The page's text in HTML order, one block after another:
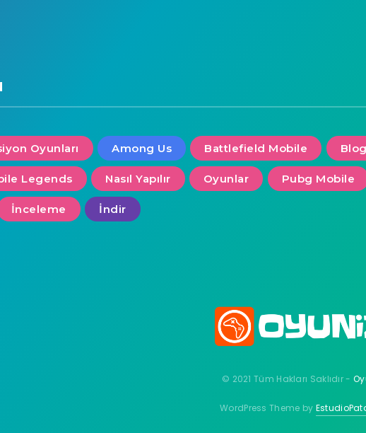
Oyunları Among Us Battlefield Mobile Blog
Legends Nasıl Yapılır Oyunlar Pubg Mobile
İnceleme İndir
© 2021 Tüm Hakları Saklıdır -
WordPress Theme by